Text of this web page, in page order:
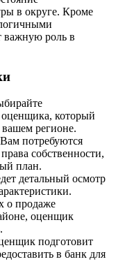
в округе. Кроме
важную роль в
который
регионе.
Вам потребуются
собственности,
план.
детальный осмотр
о продаже
оценщик
подготовит
в банк для